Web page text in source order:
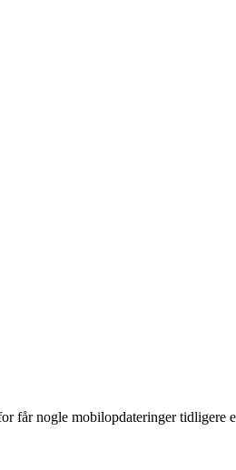
får nogle mobilopdateringer tidligere